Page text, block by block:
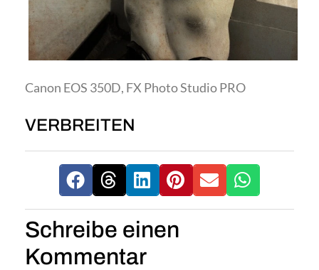
Canon EOS 350D, FX Photo Studio PRO
VERBREITEN
Schreibe einen
Kommentar